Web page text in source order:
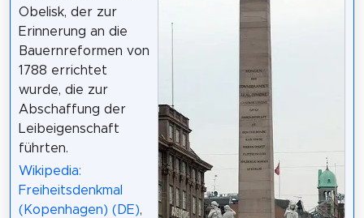
Obelisk, der zur
Erinnerung an die
Bauernreformen von
1788 errichtet
wurde, die zur
Abschaffung der
Leibeigenschaft
führten.
Wikipedia:
Freiheitsdenkmal
(Kopenhagen) (DE),